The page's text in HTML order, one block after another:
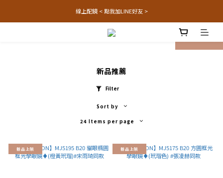
線上配鏡 < 點我加LINE好友 >
prev next
新品推薦
Filter
Sort by
24 Items per page
新品上架 新品上架